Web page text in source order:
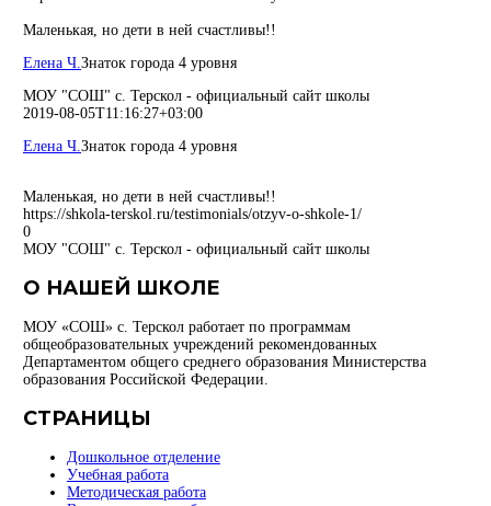
Маленькая, но дети в ней счастливы!!
Елена Ч.Знаток города 4 уровня
МОУ "СОШ" с. Терскол - официальный сайт школы
2019-08-05T11:16:27+03:00
Елена Ч.Знаток города 4 уровня
Маленькая, но дети в ней счастливы!!
https://shkola-terskol.ru/testimonials/otzyv-o-shkole-1/
0
МОУ "СОШ" с. Терскол - официальный сайт школы
О НАШЕЙ ШКОЛЕ
МОУ «СОШ» с. Терскол работает по программам
общеобразовательных учреждений рекомендованных
Департаментом общего среднего образования Министерства
образования Российской Федерации.
СТРАНИЦЫ
Дошкольное отделение
Учебная работа
Методическая работа